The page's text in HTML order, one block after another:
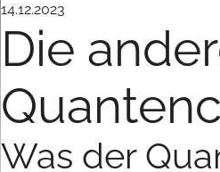
14.12.2023
Die
Was der